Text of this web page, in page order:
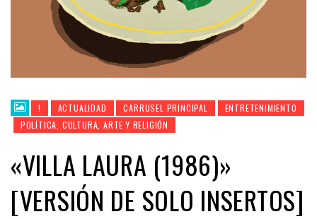
! ACTUALIDAD CARRUSEL PRINCIPAL
ENTRETENIMIENTO
POLÍTICA, CULTURA, ARTE Y RELIGIÓN
«VILLA LAURA (1986)»
[VERSIÓN DE SOLO INSERTOS]